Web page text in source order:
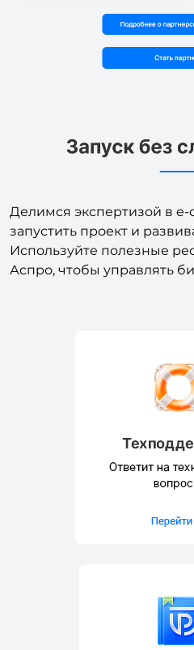
Делимся экспертизой в
запустить проект и
Используйте полезные
Аспро, чтобы управлять